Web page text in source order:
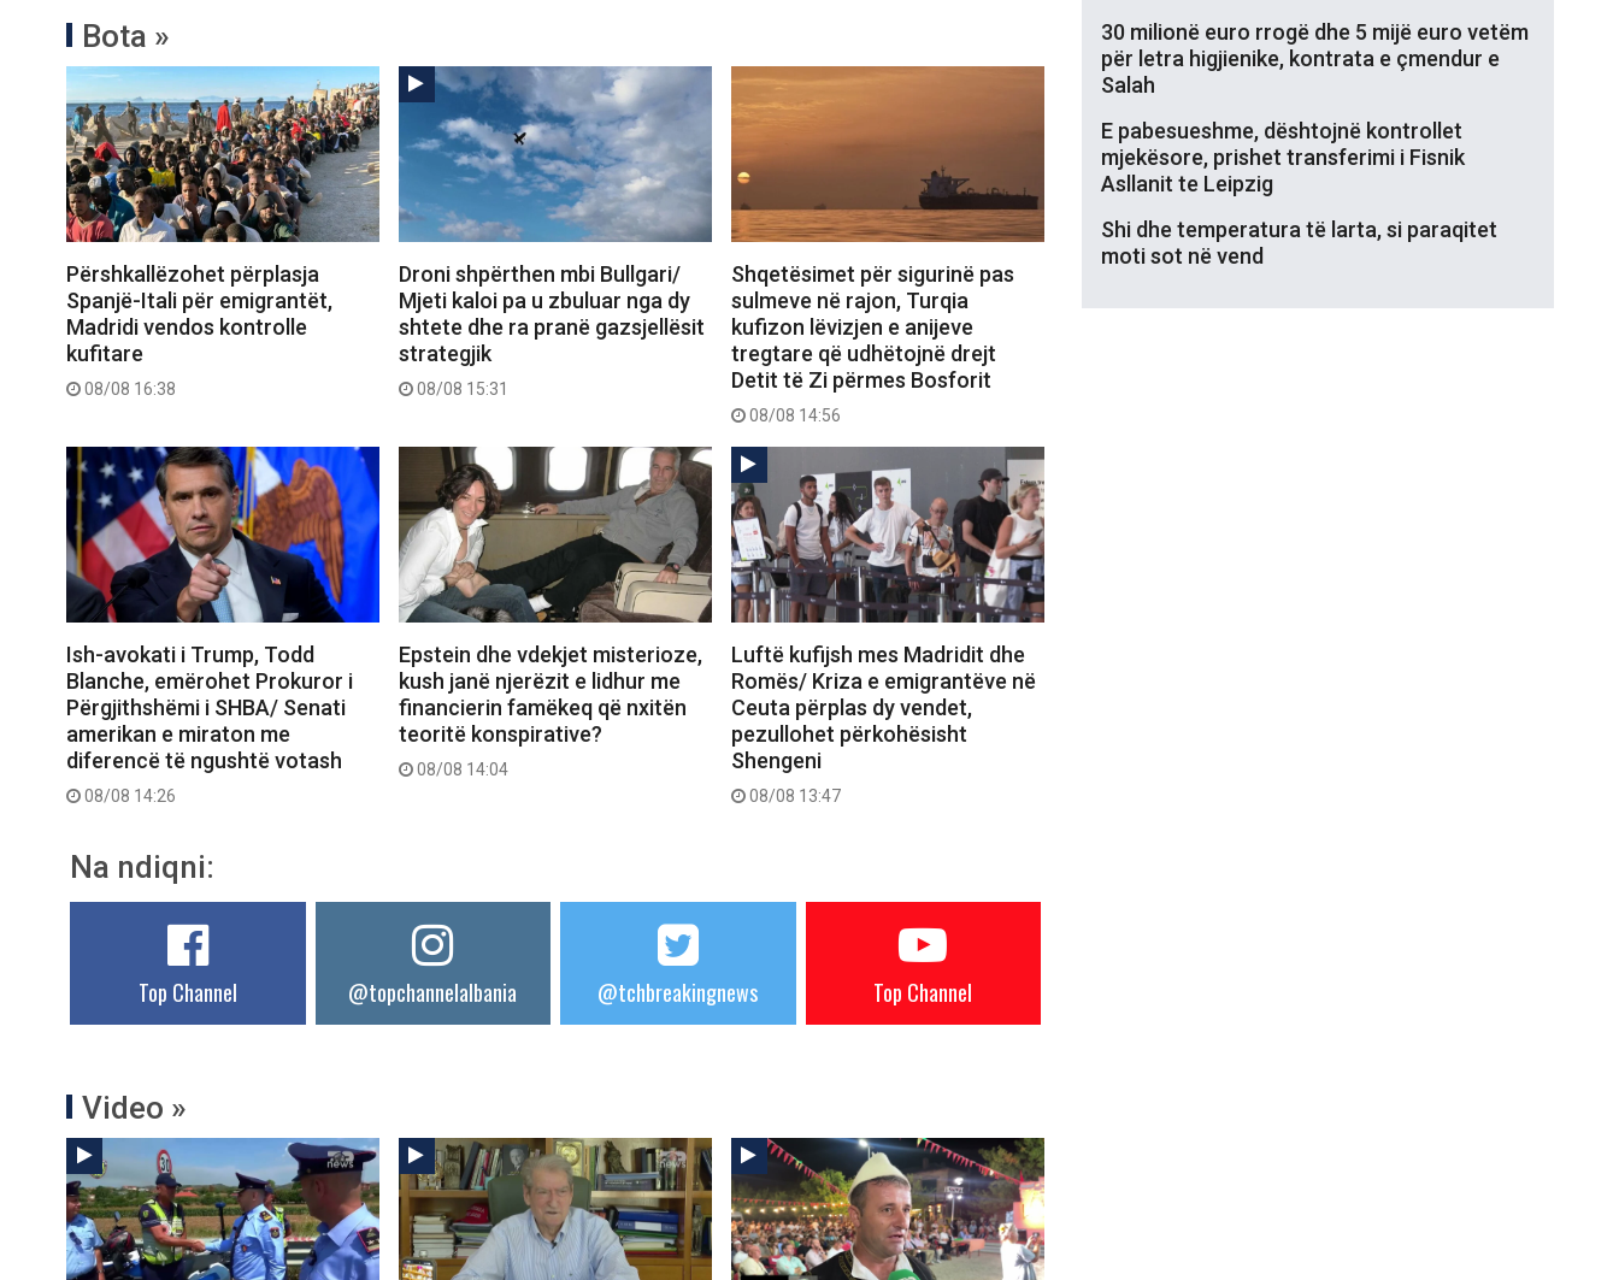
Bota »
Përshkallëzohet përplasja
Spanjë-Itali për emigrantët,
Madridi vendos kontrolle
kufitare
08/08 16:38
Droni shpërthen mbi Bullgari/
Mjeti kaloi pa u zbuluar nga dy
shtete dhe ra pranë gazsjellësit
strategjik
08/08 15:31
Shqetësimet për sigurinë pas
sulmeve në rajon, Turqia
kufizon lëvizjen e anijeve
tregtare që udhëtojnë drejt
Detit të Zi përmes Bosforit
08/08 14:56
Ish-avokati i Trump, Todd
Blanche, emërohet Prokuror i
Përgjithshëmi i SHBA/ Senati
amerikan e miraton me
diferencë të ngushtë votash
08/08 14:26
Epstein dhe vdekjet misterioze,
kush janë njerëzit e lidhur me
financierin famëkeq që nxitën
teoritë konspirative?
08/08 14:04
Luftë kufijsh mes Madridit dhe
Romës/ Kriza e emigrantëve në
Ceuta përplas dy vendet,
pezullohet përkohësisht
Shengeni
08/08 13:47
Na ndiqni:
Top Channel @topchannelalbania @tchbreakingnews Top Channel
Video »
30 milionë euro rrogë dhe 5 mijë euro vetëm
për letra higjienike, kontrata e çmendur e
Salah
E pabesueshme, dështojnë kontrollet
mjekësore, prishet transferimi i Fisnik
Asllanit te Leipzig
Shi dhe temperatura të larta, si paraqitet
moti sot në vend